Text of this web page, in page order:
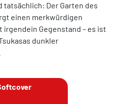
tatsächlich: Der Garten des
einen merkwürdigen
irgendein Gegenstand – es ist
dunkler